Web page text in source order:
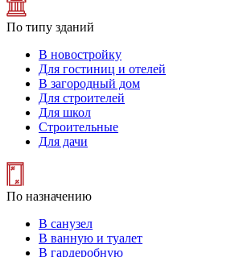
По типу зданий
В новостройку
Для гостиниц и отелей
В загородный дом
Для строителей
Для школ
Строительные
Для дачи
По назначению
В санузел
В ванную и туалет
В гардеробную